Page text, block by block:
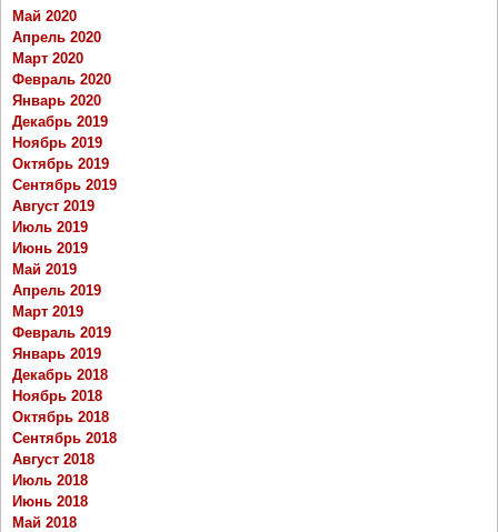
Май 2020
Апрель 2020
Март 2020
Февраль 2020
Январь 2020
Декабрь 2019
Ноябрь 2019
Октябрь 2019
Сентябрь 2019
Август 2019
Июль 2019
Июнь 2019
Май 2019
Апрель 2019
Март 2019
Февраль 2019
Январь 2019
Декабрь 2018
Ноябрь 2018
Октябрь 2018
Сентябрь 2018
Август 2018
Июль 2018
Июнь 2018
Май 2018